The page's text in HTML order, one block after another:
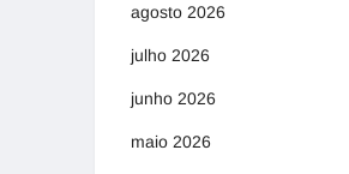
agosto 2026
julho 2026
junho 2026
maio 2026